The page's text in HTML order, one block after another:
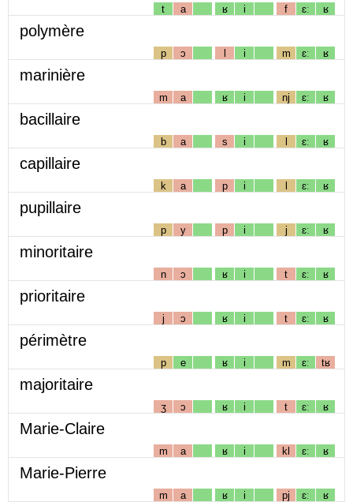
t a ʁ i f ɛː ʁ
polymère
p ɔ l i m ɛː ʁ
marinière
m a ʁ i nj ɛː ʁ
bacillaire
b a s i l ɛː ʁ
capillaire
k a p i l ɛː ʁ
pupillaire
p y p i j ɛː ʁ
minoritaire
n ɔ ʁ i t ɛː ʁ
prioritaire
j ɔ ʁ i t ɛː ʁ
périmètre
p e ʁ i m ɛː tʁ
majoritaire
ʒ ɔ ʁ i t ɛː ʁ
Marie-Claire
m a ʁ i kl ɛː ʁ
Marie-Pierre
m a ʁ i pj ɛː ʁ